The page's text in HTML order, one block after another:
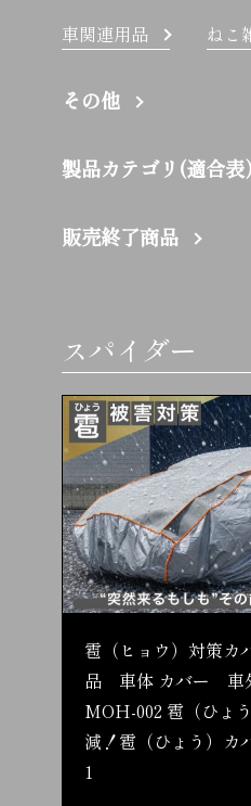
車関連用品 ねこ
その他
製品カテゴリ(適合表）
販売終了商品
スパイダー
雹（ヒョウ）対策
品 車体 カバー 車
MOH-002 雹（ひょ
減！雹（ひょう）カ
1